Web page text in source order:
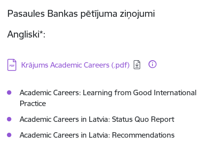
Pasaules Bankas pētījuma ziņojumi
Angliski*:
Lejupielādēt:
Krājums Academic Careers (.pdf)
Academic Careers: Learning from Good International
Practice
Academic Careers in Latvia: Status Quo Report
Academic Careers in Latvia: Recommendations